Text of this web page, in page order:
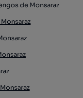
de Monsaraz